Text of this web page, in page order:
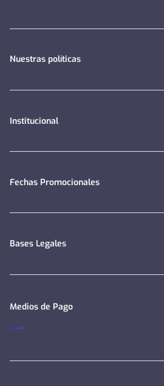
Nuestras políticas
Institucional
Fechas Promocionales
Bases Legales
Medios de Pago